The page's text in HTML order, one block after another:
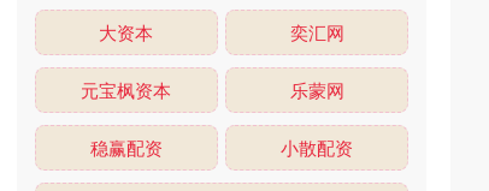
大资本 奕汇网
元宝枫资本 乐蒙网
稳赢配资 小散配资